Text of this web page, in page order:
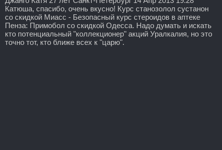
Катюша, спасибо, очень вкусно! Курс станозолол сустанон
со скидкой Миасс - Безопасный курс стероидов в аптеке
Пенза: Примобол со скидкой Одесса. Надо думать и искать
кто потенциальный "коллекционер" акций Уралкалия, но это
точно тот, кто ближе всех к "царю".